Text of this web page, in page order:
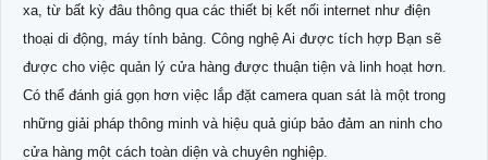
xa, từ bất kỳ đâu thông qua các thiết bị kết nối internet như điện
thoại di động, máy tính bảng. Công nghệ Ai được tích hợp Bạn sẽ
được cho việc quản lý cửa hàng được thuận tiện và linh hoạt hơn.
Có thể đánh giá gọn hơn việc lắp đặt camera quan sát là một trong
những giải pháp thông minh và hiệu quả giúp bảo đảm an ninh cho
cửa hàng một cách toàn diện và chuyên nghiệp.